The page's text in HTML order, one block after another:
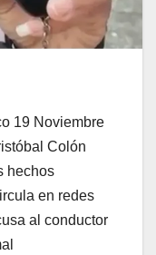
19 Noviembre
Colón
hechos
en redes
al conductor